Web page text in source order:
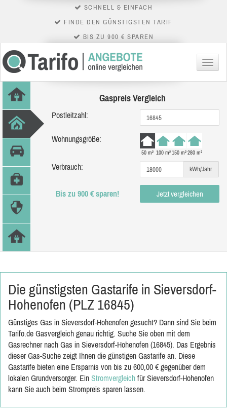
SCHNELL & EINFACH
FINDE DEN GÜNSTIGSTEN TARIF
BIS ZU 900 € SPAREN
Menü
Gaspreis Vergleich
Postleitzahl:
Wohnungsgröße:
50 m² 100 m²150 m²280 m²
Verbrauch: kWh/Jahr
Bis zu 900 € sparen! Jetzt vergleichen
Die günstigsten Gastarife in Sieversdorf-
Hohenofen (PLZ 16845)
Günstiges Gas in Sieversdorf-Hohenofen gesucht? Dann sind Sie beim
Tarifo.de Gasvergleich genau richtig. Suche Sie oben mit dem
Gasrechner nach Gas in Sieversdorf-Hohenofen (16845). Das Ergebnis
dieser Gas-Suche zeigt Ihnen die günstigen Gastarife an. Diese
Gastarife bieten eine Ersparnis von bis zu 600,00 € gegenüber dem
lokalen Grundversorger. Ein Stromvergleich für Sieversdorf-Hohenofen
kann Sie auch beim Strompreis sparen lassen.